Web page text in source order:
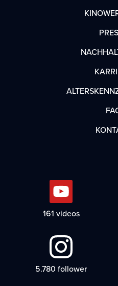
178 videos
6.404 follower